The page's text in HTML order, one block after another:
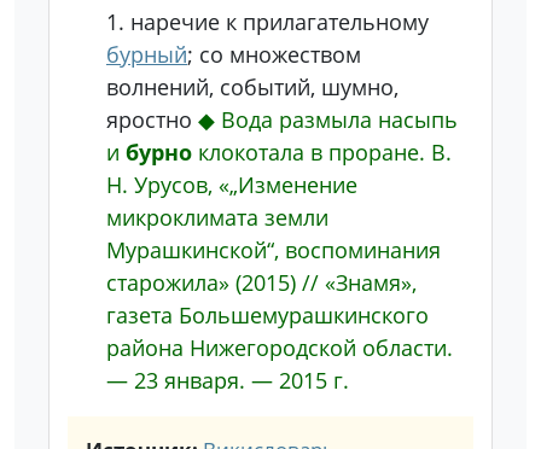
1. наречие к прилагательному
бурный; со множеством
волнений, событий, шумно,
яростно ◆ Вода размыла насыпь
и бурно клокотала в проране. В.
Н. Урусов, «„Изменение
микроклимата земли
Мурашкинской“, воспоминания
старожила» (2015) // «Знамя»,
газета Большемурашкинского
района Нижегородской области.
— 23 января. — 2015 г.